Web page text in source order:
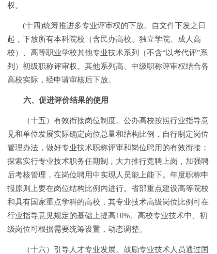
权。
(十四)统筹推进多专业评审权的下放。自文件下发之日
起，下放所有本科院校（含民办高校、独立学院、成人高
校）、高等职业学校其他专业技术系列（不含“以考代评”系
列）初级职称评审权。其他系列高、中级职称评审权结合各
高校实际，经申请审核后下放。
六、促进评价结果的使用
（十五）有效衔接岗位制度。公办高校按照行业指导意
见和单位发展实际确定岗位总量和结构比例，自行制定岗位
管理办法，做好专业技术职称评审和岗位聘用的有效衔接；
探索实行专业技术职务任期制，大力推行竞聘上岗，加强聘
后考核管理，在岗位聘用中实现人员能上能下。年度职称申
报原则上要在岗位结构比例内进行。省部重点建设高等院校
和具有国家重点学科的高校，其专业技术高级岗位比例可在
行业指导意见规定的基础上提高10%。高校专业技术中、初
级岗位可根据需要统筹设置，动态调整。
（十六）引导人才专业发展。鼓励专业技术人员通过国